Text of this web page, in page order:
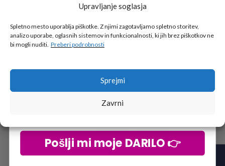
Upravljanje soglasja
Spletno mesto uporablja piškotke. Z njimi zagotavljamo spletno storitev,
analizo uporabe, oglasnih sistemov in funkcionalnosti, ki jih brez piškotkov ne
bi mogli nuditi. Preberi podrobnosti
Sprejmi
Zavrni
Tukaj je!
🎁 DARILO
Vpiši podatke za prejem darila
Pošlji mi moje DARILO 👉